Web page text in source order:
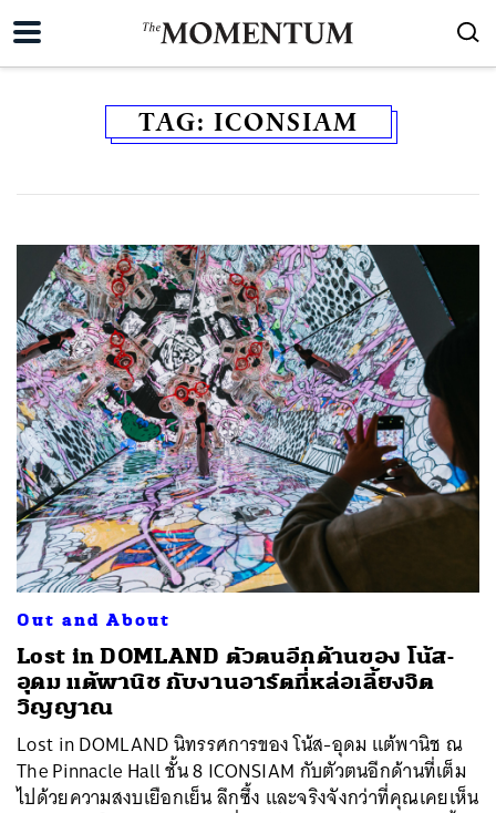
TAG: ICONSIAM
Out and About
Lost in DOMLAND ตัวตนอีกด้านของ โน้ส-
อุดม แต้พานิช กับงานอาร์ตที่หล่อเลี้ยงจิต
วิญญาณ
Lost in DOMLAND นิทรรศการของ โน้ส-อุดม แต้พานิช ณ
The Pinnacle Hall ชั้น 8 ICONSIAM กับตัวตนอีกด้านที่เต็ม
ไปด้วยความสงบเยือกเย็น ลึกซึ้ง และจริงจังกว่าที่คุณเคยเห็น